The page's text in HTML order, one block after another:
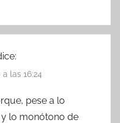
las 16:24
pese a lo
lo monótono de